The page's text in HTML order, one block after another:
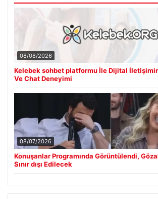
08/08/2026
Kelebek sohbet platformu İle Dijital
Ve Chat Deneyimi
08/07/2026
Konuşanlar Programında Görüntülendi,
Sınır dışı Edilecek